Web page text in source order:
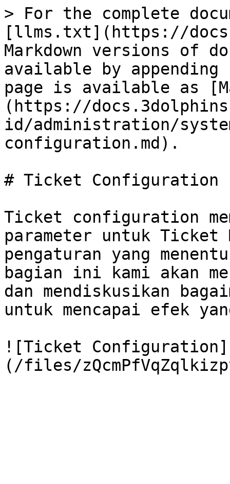
> For the complete
[llms.txt](https://
Markdown versions of
available by
page is available as
(https://
id/administration/
configuration.md).
# Ticket Configuration
Ticket configuration
parameter untuk Ticket
pengaturan yang
bagian ini kami akan
dan mendiskusikan
untuk mencapai efek
![Ticket Configuration]